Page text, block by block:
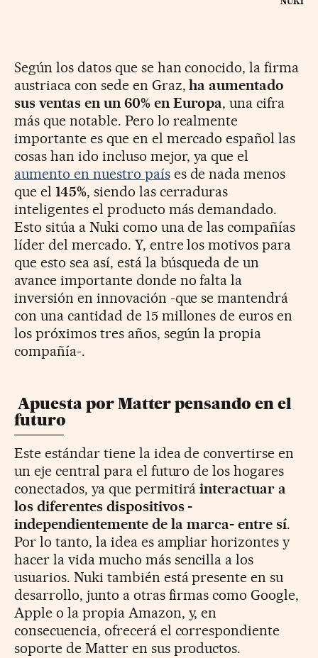
Según los datos que se han conocido, la firma
austriaca con sede en Graz,ha aumentado
sus ventas en un 60% en Europa, una cifra
más que notable. Pero lo realmente
importante es que en el mercado español las
cosas han ido incluso mejor, ya que el
aumento en nuestro países de nada menos
que el 145%, siendo las cerraduras
inteligentes el producto más demandado.
Esto sitúa a Nuki como una de las compañías
líder del mercado. Y, entre los motivos para
que esto sea así, está la búsqueda de un
avance importante donde no falta la
inversión en innovación -que se mantendrá
con una cantidad de 15 millones de euros en
los próximos tres años, según la propia
compañía-.
Apuesta por Matter pensando en el
futuro
Este estándar tiene la idea de convertirse en
un eje central para el futuro de los hogares
conectados, ya que permitiráinteractuar a
los diferentes dispositivos -
independientemente de la marca- entre sí.
Por lo tanto, la idea es ampliar horizontes y
hacer la vida mucho más sencilla a los
usuarios. Nuki también está presente en su
desarrollo, junto a otras firmas como Google,
Apple o la propia Amazon, y, en
consecuencia, ofrecerá el correspondiente
soporte de Matter en sus productos.